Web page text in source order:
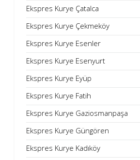
Ekspres Kurye Çatalca
Ekspres Kurye Çekmeköy
Ekspres Kurye Esenler
Ekspres Kurye Esenyurt
Ekspres Kurye Eyüp
Ekspres Kurye Fatih
Ekspres Kurye Gaziosmanpaşa
Ekspres Kurye Güngören
Ekspres Kurye Kadıköy